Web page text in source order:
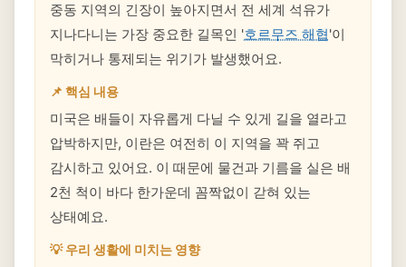
중동 지역의 긴장이 높아지면서 전 세계 석유가
지나다니는 가장 중요한 길목인 '호르무즈 해협'이
막히거나 통제되는 위기가 발생했어요.
📌 핵심 내용
미국은 배들이 자유롭게 다닐 수 있게 길을 열라고
압박하지만, 이란은 여전히 이 지역을 꽉 쥐고
감시하고 있어요. 이 때문에 물건과 기름을 실은 배
2천 척이 바다 한가운데 꼼짝없이 갇혀 있는
상태예요.
💡 우리 생활에 미치는 영향